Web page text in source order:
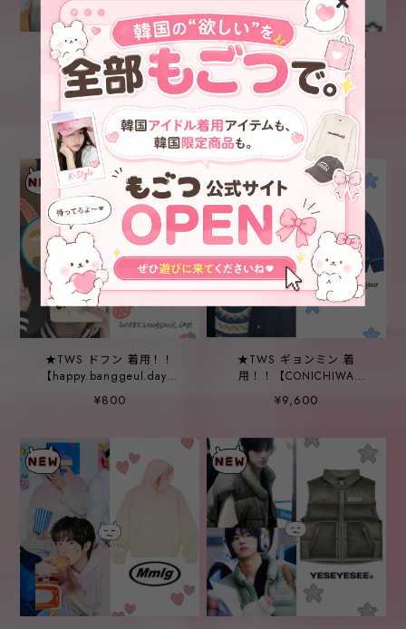
★TWS ヨンジェ 着用！！
【DEUS EX MACHINA】
[DEUS X SPECTER] Specter
R&D Crew_Ivory
¥23,100
★NCT チソン / TWS ギョ
ンミン / fromis_9 ハヨン
着用！！【TRAVEL】
JERSEY TRACK JACKET
¥8,100→¥7,614
6%OFF
★TWS ドフン 着用！！
【happy.banggeul.day】
Happy Puppy sticker
¥800
★TWS ギョンミン 着
用！！【CONICHIWA
BONJOUR】CB Nor Knit
(Blue)
¥9,600